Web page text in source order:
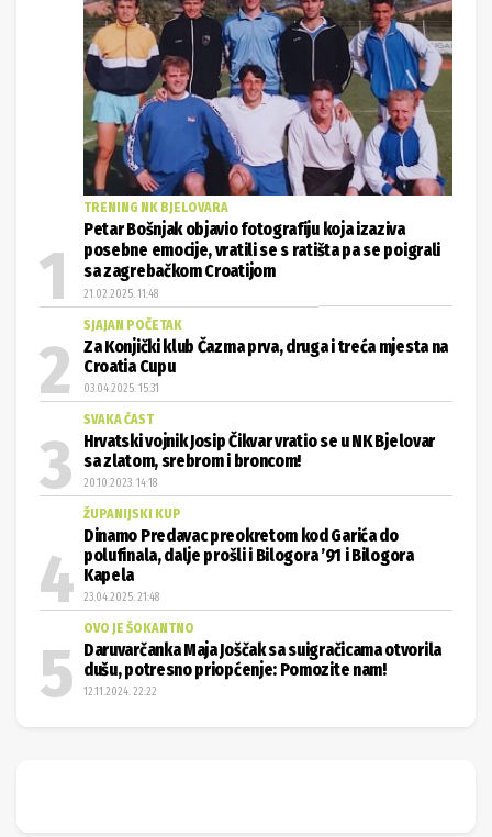
TRENING NK BJELOVARA
Petar Bošnjak objavio fotografiju koja izaziva
posebne emocije, vratili se s ratišta pa se poigrali
sa zagrebačkom Croatijom
21.02.2025. 11:48
SJAJAN POČETAK
Za Konjički klub Čazma prva, druga i treća mjesta na
Croatia Cupu
03.04.2025. 15:31
SVAKA ČAST
Hrvatski vojnik Josip Čikvar vratio se u NK Bjelovar
sa zlatom, srebrom i broncom!
20.10.2023. 14:18
ŽUPANIJSKI KUP
Dinamo Predavac preokretom kod Garića do
polufinala, dalje prošli i Bilogora ’91 i Bilogora
Kapela
23.04.2025. 21:48
OVO JE ŠOKANTNO
Daruvarčanka Maja Joščak sa suigračicama otvorila
dušu, potresno priopćenje: Pomozite nam!
12.11.2024. 22:22